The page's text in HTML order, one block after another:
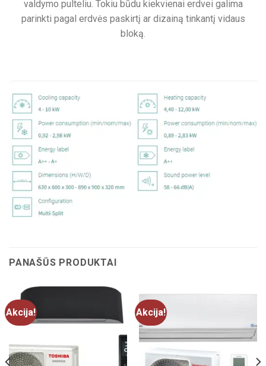
valdymo pulteliu. Tokiu būdu kiekvienai erdvei galima
parinkti pagal erdvės paskirtį ar dizainą tinkantį vidaus
bloką.
PANAŠŪS PRODUKTAI
Akcija! Akcija!